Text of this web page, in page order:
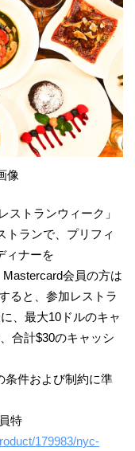
像
ストランウィーク」
トランで、プリフィ
ィナーを
会員の方は
ると、参加レストラ
、最大10ドルのキャ
合計$30のキャッシ
条件および制約に準
特
179983/nyc-